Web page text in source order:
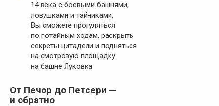
14 века с боевыми башнями,
ловушками и тайниками.
Вы сможете прогуляться
по потайным ходам, раскрыть
секреты цитадели и подняться
на смотровую площадку
на башне Луковка.
От Печор до Петсери —
и обратно